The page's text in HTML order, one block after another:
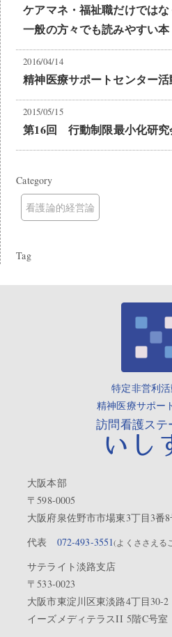
ケアマネ・福祉職だけでは
一般の方々でも読みやすい本
2016/04/14
精神医療サポートセンター
2015/05/15
第16回 行動制限最小化研究
Category
看護論的経営論
Tag
特定非営利活
精神医療サポー
訪問看護ステ
いし
大阪本部
〒598-0005
大阪府泉佐野市市場東3丁目3
代表 072-493-3551(よくささえる
サテライト淡路支店
〒533-0023
大阪市東淀川区東淡路4丁目30-2
イーズメディテラスII 5階C号室